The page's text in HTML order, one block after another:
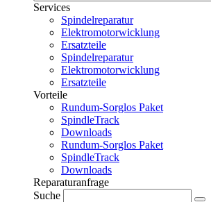
Services
Spindelreparatur
Elektromotorwicklung
Ersatzteile
Spindelreparatur
Elektromotorwicklung
Ersatzteile
Vorteile
Rundum-Sorglos Paket
SpindleTrack
Downloads
Rundum-Sorglos Paket
SpindleTrack
Downloads
Reparaturanfrage
Suche